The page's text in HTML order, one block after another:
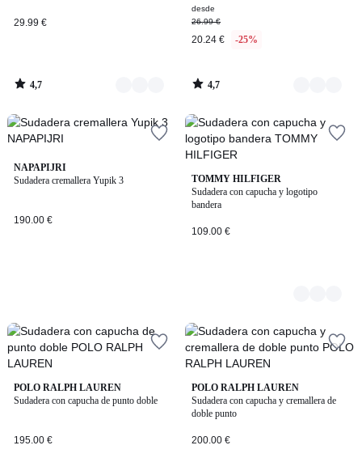
29.99 €
4,7
desde
26.99 €
20.24 € -25%
4,7
NAPAPIJRI
Sudadera cremallera Yupik 3
190.00 €
TOMMY HILFIGER
Sudadera con capucha y logotipo
bandera
109.00 €
2
Colores
POLO RALPH LAUREN
Sudadera con capucha de punto doble
195.00 €
5
/
4
Colores
POLO RALPH LAUREN
Sudadera con capucha y cremallera de
doble punto
200.00 €
6
Colores